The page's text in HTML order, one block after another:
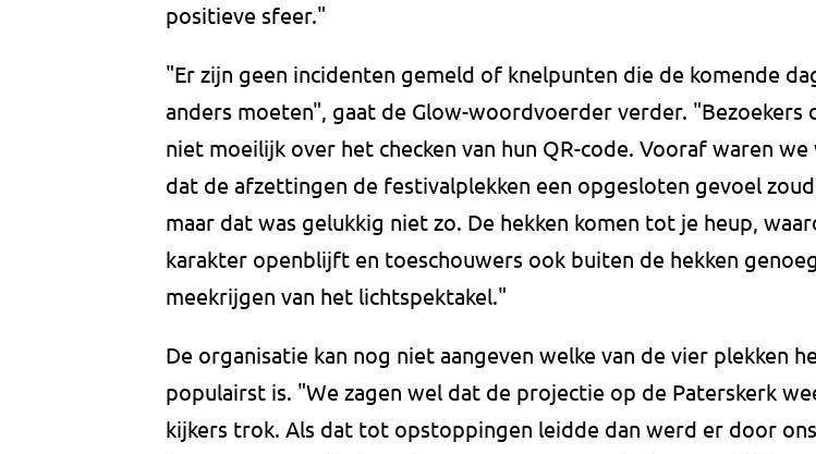
positieve sfeer."
"Er zijn geen incidenten gemeld of knelpunten die de komende
anders moeten", gaat de Glow-woordvoerder verder. "Bezoekers
niet moeilijk over het checken van hun QR-code. Vooraf waren we
dat de afzettingen de festivalplekken een opgesloten gevoel
maar dat was gelukkig niet zo. De hekken komen tot je heup,
karakter openblijft en toeschouwers ook buiten de hekken genoeg
meekrijgen van het lichtspektakel."
De organisatie kan nog niet aangeven welke van de vier plekken
populairst is. "We zagen wel dat de projectie op de Paterskerk
kijkers trok. Als dat tot opstoppingen leidde dan werd er door ons